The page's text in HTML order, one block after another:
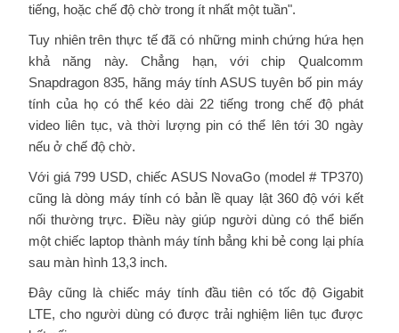
tiếng, hoặc chế độ chờ trong ít nhất một tuần".
Tuy nhiên trên thực tế đã có những minh chứng hứa hẹn
khả năng này. Chẳng hạn, với chip Qualcomm
Snapdragon 835, hãng máy tính ASUS tuyên bố pin máy
tính của họ có thể kéo dài 22 tiếng trong chế độ phát
video liên tục, và thời lượng pin có thể lên tới 30 ngày
nếu ở chế độ chờ.
Với giá 799 USD, chiếc ASUS NovaGo (model # TP370)
cũng là dòng máy tính có bản lề quay lật 360 độ với kết
nối thường trực. Điều này giúp người dùng có thể biến
một chiếc laptop thành máy tính bẳng khi bẻ cong lại phía
sau màn hình 13,3 inch.
Đây cũng là chiếc máy tính đầu tiên có tốc độ Gigabit
LTE, cho người dùng có được trải nghiệm liên tục được